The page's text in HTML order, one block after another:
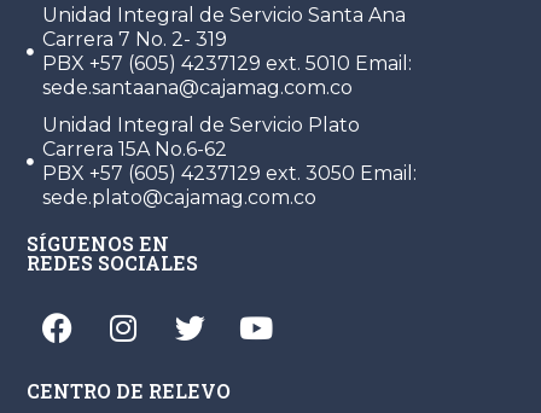
Unidad Integral de Servicio Santa Ana
Carrera 7 No. 2- 319
PBX +57 (605) 4237129 ext. 5010 Email:
sede.santaana@cajamag.com.co
Unidad Integral de Servicio Plato
Carrera 15A No.6-62
PBX +57 (605) 4237129 ext. 3050 Email:
sede.plato@cajamag.com.co
SÍGUENOS EN
REDES SOCIALES
CENTRO DE RELEVO